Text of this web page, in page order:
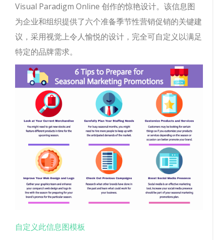
Visual Paradigm Online 创作的惊艳设计。该信息图
为企业和组织提供了六个准备季节性营销促销的关键建
议，采用视觉上令人愉悦的设计，完全可自定义以满足
特定的品牌需求。
自定义此信息图模板